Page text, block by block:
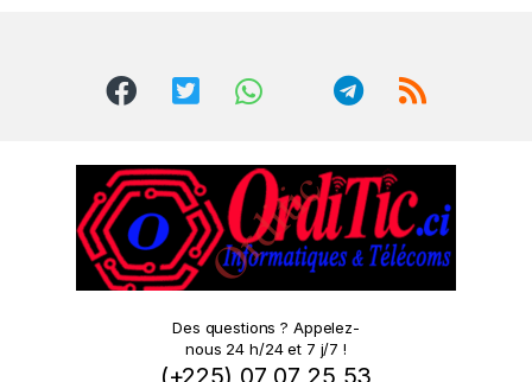
Des questions ? Appelez-
nous 24 h/24 et 7 j/7 !
(+225) 07 07 25 53